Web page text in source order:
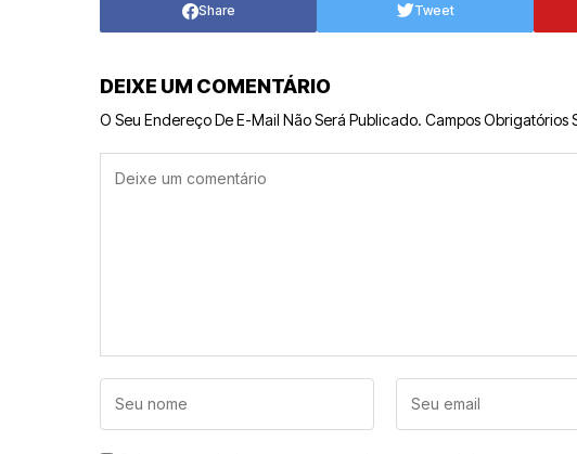
Share Tweet
DEIXE UM COMENTÁRIO
O Seu Endereço De E-Mail Não Será Publicado. Campos Obrigatórios